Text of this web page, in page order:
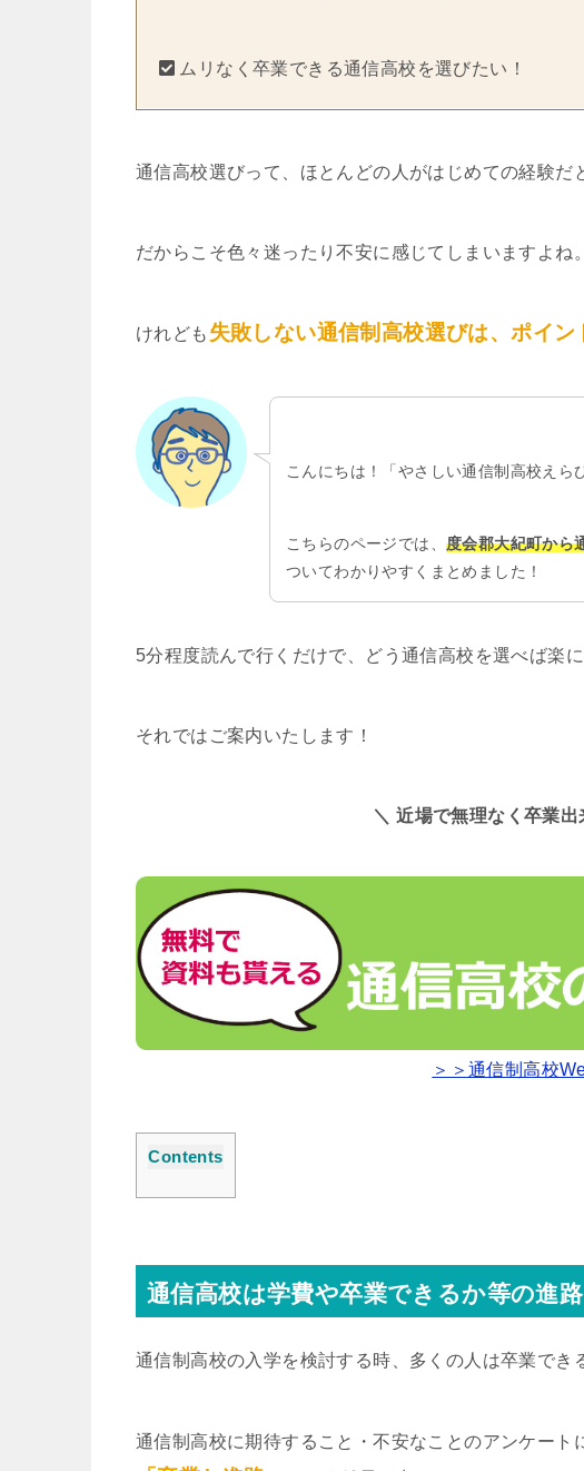
ムリなく卒業できる通信高校を選びたい！
通信高校選びって、ほとんどの人がはじめての経験だ
だからこそ色々迷ったり不安に感じてしまいますよね。
けれども 失敗しない通信制高校選びは、ポイ
こんにちは！「やさしい通信制高校えら
こちらのページでは、 度会郡大紀町から
ついてわかりやすくまとめました！
5分程度読んで行くだけで、どう通信高校を選べば楽
それではご案内いたします！
＼ 近場で無理なく卒業
＞＞通信制高校
Contents
通信高校は学費や卒業できるか等の進
通信制高校の入学を検討する時、多くの人は卒業でき
通信制高校に期待すること・不安なことのアンケート